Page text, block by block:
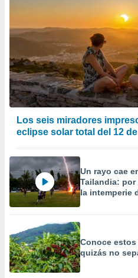
Los seis miradores
eclipse solar total del 12
Un rayo cae
Tailandia:
la intemperie
Conoce
quizás no